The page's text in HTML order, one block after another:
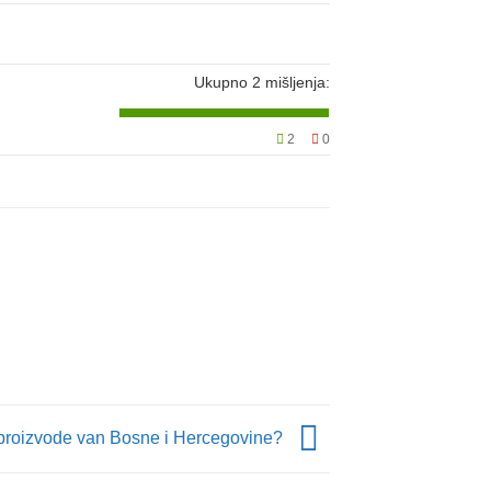
Ukupno 2 mišljenja:
0
2
van Bosne i Hercegovine?